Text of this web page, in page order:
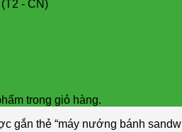
- CN)
trong giỏ hàng.
gắn thẻ “máy nướng bánh